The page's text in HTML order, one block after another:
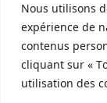
Nous utilisons
expérience de
contenus
cliquant sur «
utilisation des
Perret
Dépannage
Billancourt